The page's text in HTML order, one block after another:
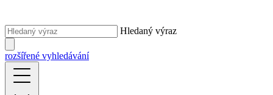
Hledaný výraz
rozšířené vyhledávání